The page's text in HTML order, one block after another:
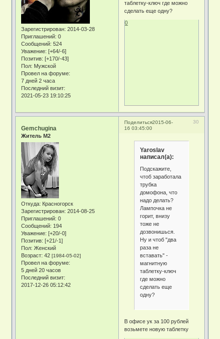
Зарегистрирован: 2014-03-28
Приглашений: 0
Сообщений: 524
Уважение: [+64/-6]
Позитив: [+170/-43]
Пол: Мужской
Провел на форуме:
7 дней 2 часа
Последний визит:
2021-05-23 19:10:25
таблетку-ключ где можно
сделать еще одну?
0
Поделиться 30
2015-06-
16 03:45:00
Gemchugina
Житель М2
Откуда: Красногорск
Зарегистрирован: 2014-08-25
Приглашений: 0
Сообщений: 194
Уважение: [+20/-0]
Позитив: [+21/-1]
Пол: Женский
Возраст: 42[1984-05-02]
Провел на форуме:
5 дней 20 часов
Последний визит:
2017-12-26 05:12:42
Yaroslav
написал(а):
Подскажите,
чтоб заработала
трубка
домофона, что
надо делать?
Лампочка не
горит, внизу
тоже не
дозвонишься.
Ну и чтоб "два
раза не
вставать" -
магнитную
таблетку-ключ
где можно
сделать еще
одну?
В офисе ук за 100 рублей
возьмете новую таблетку